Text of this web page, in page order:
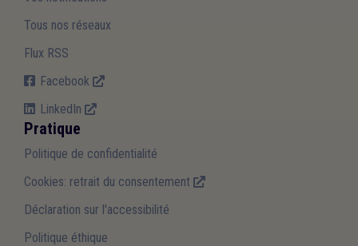
Tous nos réseaux
Flux RSS
Facebook
LinkedIn
Pratique
Politique de confidentialité
Cookies: retrait du consentement
Déclaration sur l'accessibilité
Politique éthique